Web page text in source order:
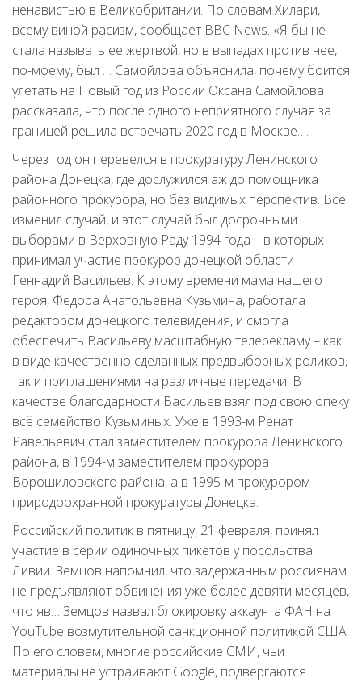
ненавистью в Великобритании. По словам Хилари,
всему виной расизм, сообщает BBC News. «Я бы не
стала называть ее жертвой, но в выпадах против нее,
по-моему, был … Самойлова объяснила, почему боится
улетать на Новый год из России Оксана Самойлова
рассказала, что после одного неприятного случая за
границей решила встречать 2020 год в Москве….
Через год он перевелся в прокуратуру Ленинского
района Донецка, где дослужился аж до помощника
районного прокурора, но без видимых перспектив. Все
изменил случай, и этот случай был досрочными
выборами в Верховную Раду 1994 года – в которых
принимал участие прокурор донецкой области
Геннадий Васильев. К этому времени мама нашего
героя, Федора Анатольевна Кузьмина, работала
редактором донецкого телевидения, и смогла
обеспечить Васильеву масштабную телерекламу – как
в виде качественно сделанных предвыборных роликов,
так и приглашениями на различные передачи. В
качестве благодарности Васильев взял под свою опеку
всё семейство Кузьминых. Уже в 1993-м Ренат
Равельевич стал заместителем прокурора Ленинского
района, в 1994-м заместителем прокурора
Ворошиловского района, а в 1995-м прокурором
природоохранной прокуратуры Донецка.
Российский политик в пятницу, 21 февраля, принял
участие в серии одиночных пикетов у посольства
Ливии. Земцов напомнил, что задержанным россиянам
не предъявляют обвинения уже более девяти месяцев,
что яв… Земцов назвал блокировку аккаунта ФАН на
YouTube возмутительной санкционной политикой США
По его словам, многие российские СМИ, чьи
материалы не устраивают Google, подвергаются